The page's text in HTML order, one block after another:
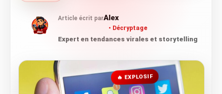
Article écrit parAlex
Décryptage
Expert en tendances virales et storytelling
🔥 EXPLOSIF